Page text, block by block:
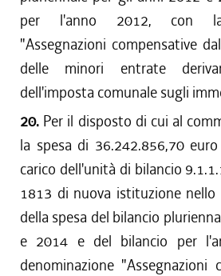
per l'anno 2012, con la
"Assegnazioni compensative
delle minori entrate
dell'imposta comunale sugli
20. Per il disposto di cui al
la spesa di 36.242.856,70
carico dell'unità di bilancio
1813 di nuova istituzione
della spesa del bilancio
e 2014 e del bilancio per
denominazione "Assegnazioni